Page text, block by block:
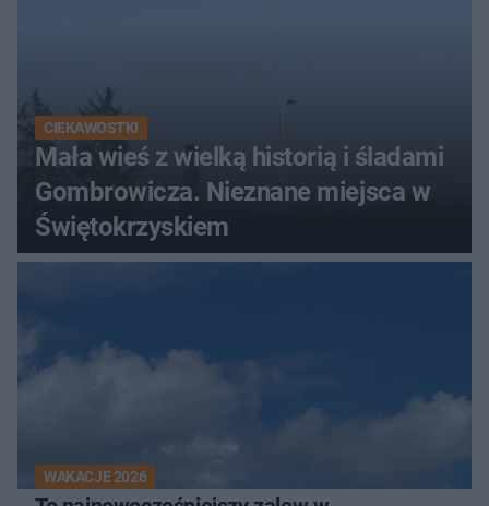
CIEKAWOSTKI
Mała wieś z wielką historią i śladami
Gombrowicza. Nieznane miejsca w
Świętokrzyskiem
WAKACJE 2026